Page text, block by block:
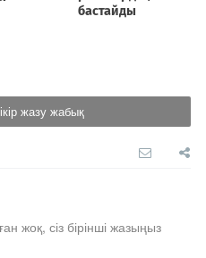
жазу жабық
жоқ, сіз бірінші жазыңыз